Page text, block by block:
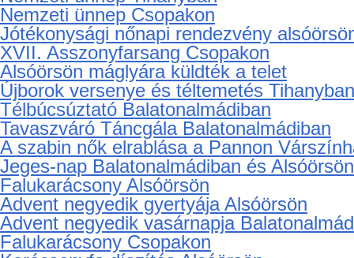
Nemzeti ünnep Csopakon
Jótékonysági nőnapi rendezvény
XVII. Asszonyfarsang Csopakon
Alsóörsön máglyára küldték a telet
Újborok versenye és téltemetés Tihanyban
Télbúcsúztató Balatonalmádiban
Tavaszváró Táncgála Balatonalmádiban
A szabin nők elrablása a Pannon
Jeges-nap Balatonalmádiban és
Falukarácsony Alsóörsön
Advent negyedik gyertyája Alsóörsön
Advent negyedik vasárnapja
Falukarácsony Csopakon